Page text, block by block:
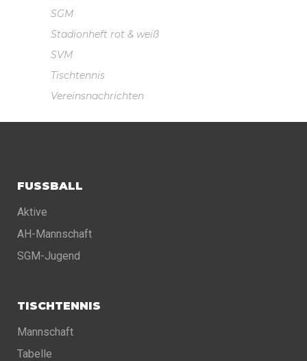
SGM
Stadionheft rot & weiß
SVM
Tischtennis
Vereinsnachrichten
FUSSBALL
Aktive
AH-Mannschaft
SGM-Jugend
TISCHTENNIS
Mannschaft
Tabelle